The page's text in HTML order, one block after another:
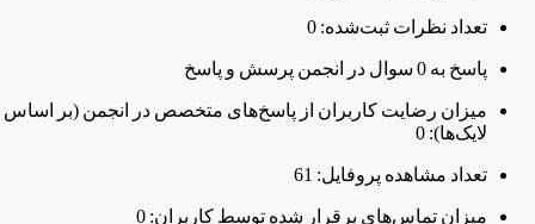
تعداد نظرات ثبت‌شده: 0
پاسخ به 0 سوال در انجمن پرسش و پاسخ
میزان رضایت کاربران از پاسخ‌های متخصص در انجمن (بر اساس
لایک‌ها): 0
تعداد مشاهده پروفایل: 61
میزان تماس‌های برقرار شده توسط کاربران: 0